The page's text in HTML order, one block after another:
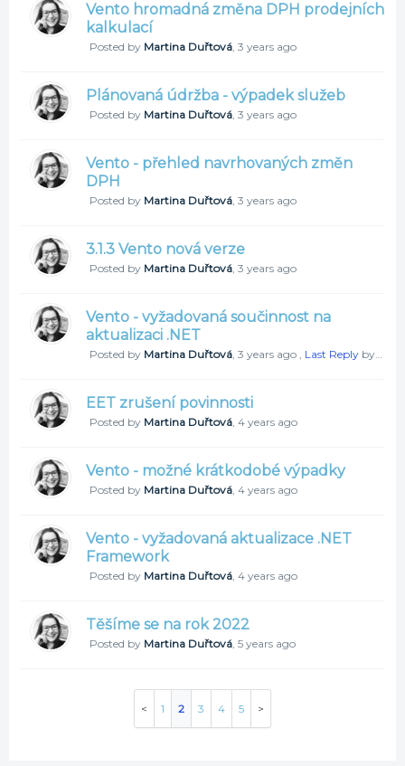
Vento hromadná změna DPH prodejních
kalkulací
Posted by Martina Duřtová, 3 years ago
Plánovaná údržba - výpadek služeb
Posted by Martina Duřtová, 3 years ago
Vento - přehled navrhovaných změn
DPH
Posted by Martina Duřtová, 3 years ago
3.1.3 Vento nová verze
Posted by Martina Duřtová, 3 years ago
Vento - vyžadovaná součinnost na
aktualizaci .NET
Posted by Martina Duřtová, 3 years ago , Last Reply by Martina Duřtová
EET zrušení povinnosti
Posted by Martina Duřtová, 4 years ago
Vento - možné krátkodobé výpadky
Posted by Martina Duřtová, 4 years ago
Vento - vyžadovaná aktualizace .NET
Framework
Posted by Martina Duřtová, 4 years ago
Těšíme se na rok 2022
Posted by Martina Duřtová, 5 years ago
1 2 3 4 5